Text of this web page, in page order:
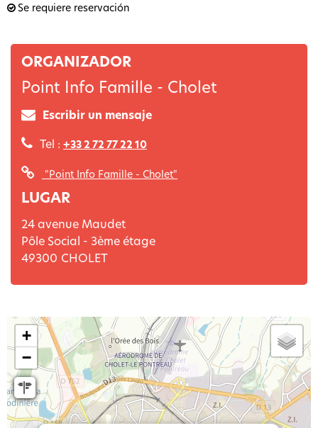
Se requiere reservación
ORGANIZADOR
Point Info Famille - Cholet
Escribir un mensaje
Tel : +33 2 72 77 22 10
"Point Info Famille - Cholet"
LUGAR
24 avenue Maudet
Pôle Social - 3ème étage
49300 CHOLET
+
−